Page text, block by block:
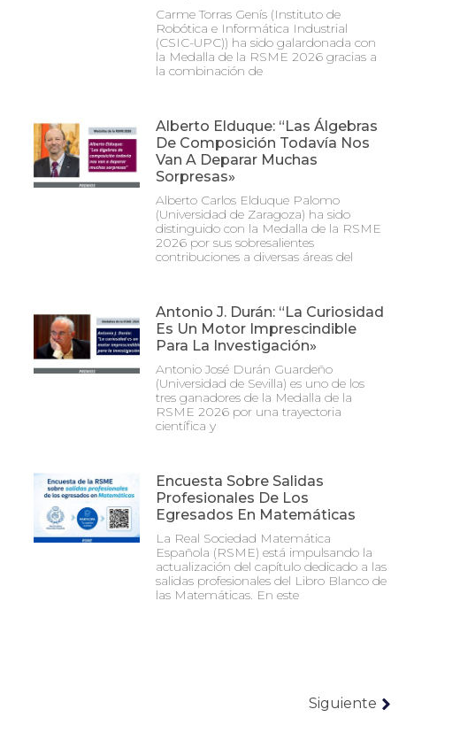
Carme Torras Genís (Instituto de
Robótica e Informática Industrial
(CSIC-UPC)) ha sido galardonada con
la Medalla de la RSME 2026 gracias a
la combinación de
Alberto Elduque: “Las Álgebras
De Composición Todavía Nos
Van A Deparar Muchas
Sorpresas»
Alberto Carlos Elduque Palomo
(Universidad de Zaragoza) ha sido
distinguido con la Medalla de la RSME
2026 por sus sobresalientes
contribuciones a diversas áreas del
Antonio J. Durán: “La Curiosidad
Es Un Motor Imprescindible
Para La Investigación»
Antonio José Durán Guardeño
(Universidad de Sevilla) es uno de los
tres ganadores de la Medalla de la
RSME 2026 por una trayectoria
científica y
Encuesta Sobre Salidas
Profesionales De Los
Egresados En Matemáticas
La Real Sociedad Matemática
Española (RSME) está impulsando la
actualización del capítulo dedicado a las
salidas profesionales del Libro Blanco de
las Matemáticas. En este
Siguiente